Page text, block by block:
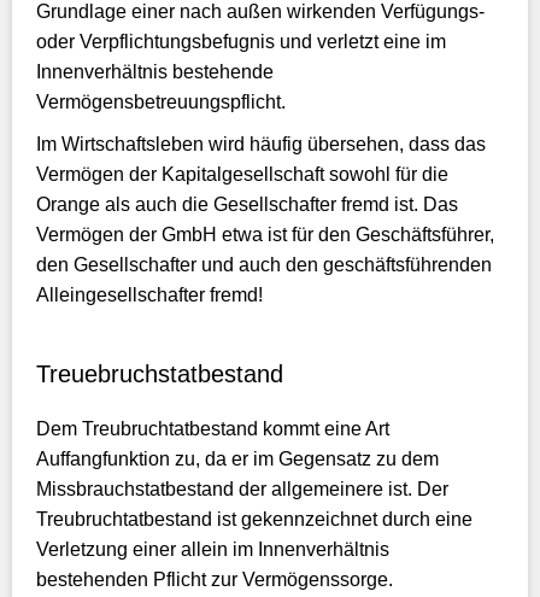
Grundlage einer nach außen wirkenden Verfügungs-
oder Verpflichtungsbefugnis und verletzt eine im
Innenverhältnis bestehende
Vermögensbetreuungspflicht.
Im Wirtschaftsleben wird häufig übersehen, dass das
Vermögen der Kapitalgesellschaft sowohl für die
Orange als auch die Gesellschafter fremd ist. Das
Vermögen der GmbH etwa ist für den Geschäftsführer,
den Gesellschafter und auch den geschäftsführenden
Alleingesellschafter fremd!
Treuebruchstatbestand
Dem Treubruchtatbestand kommt eine Art
Auffangfunktion zu, da er im Gegensatz zu dem
Missbrauchstatbestand der allgemeinere ist. Der
Treubruchtatbestand ist gekennzeichnet durch eine
Verletzung einer allein im Innenverhältnis
bestehenden Pflicht zur Vermögenssorge.